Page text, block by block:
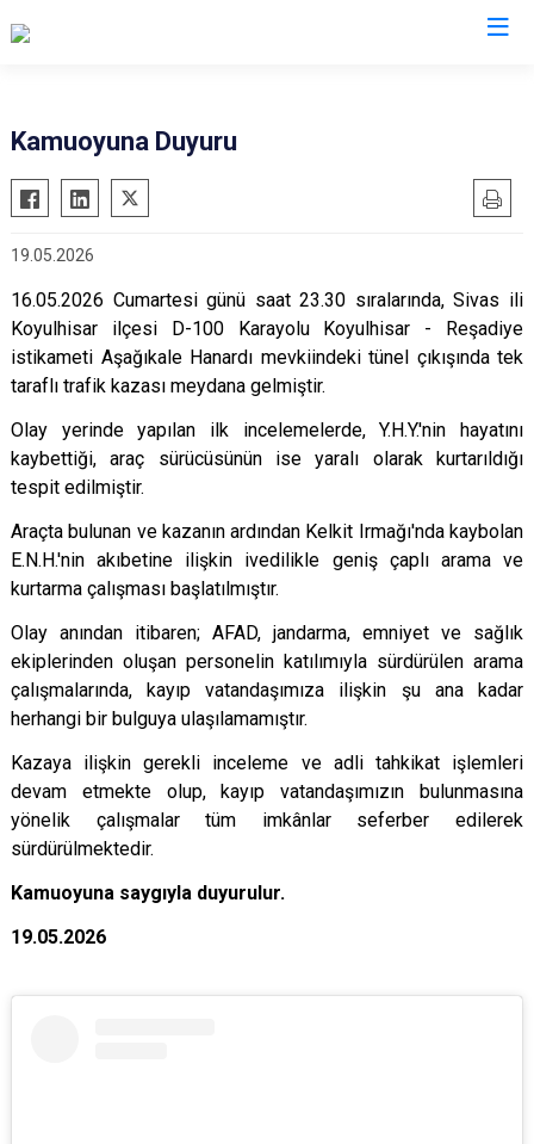
Kamuoyuna Duyuru
19.05.2026
16.05.2026 Cumartesi günü saat 23.30 sıralarında, Sivas ili
Koyulhisar ilçesi D-100 Karayolu Koyulhisar - Reşadiye
istikameti Aşağıkale Hanardı mevkiindeki tünel çıkışında tek
taraflı trafik kazası meydana gelmiştir.
Olay yerinde yapılan ilk incelemelerde, Y.H.Y.'nin hayatını
kaybettiği, araç sürücüsünün ise yaralı olarak kurtarıldığı
tespit edilmiştir.
Araçta bulunan ve kazanın ardından Kelkit Irmağı'nda kaybolan
E.N.H.'nin akıbetine ilişkin ivedilikle geniş çaplı arama ve
kurtarma çalışması başlatılmıştır.
Olay anından itibaren; AFAD, jandarma, emniyet ve sağlık
ekiplerinden oluşan personelin katılımıyla sürdürülen arama
çalışmalarında, kayıp vatandaşımıza ilişkin şu ana kadar
herhangi bir bulguya ulaşılamamıştır.
Kazaya ilişkin gerekli inceleme ve adli tahkikat işlemleri
devam etmekte olup, kayıp vatandaşımızın bulunmasına
yönelik çalışmalar tüm imkânlar seferber edilerek
sürdürülmektedir.
Kamuoyuna saygıyla duyurulur.
19.05.2026